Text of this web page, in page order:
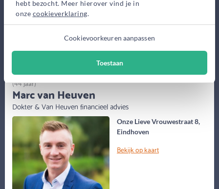
hebt bezocht. Meer hierover vind je in
onze cookieverklaring.
Cookievoorkeuren aanpassen
Toestaan
Maak gratis afspraak
Meer informatie
Onze Lieve Vrouwestraat 8,
Eindhoven
Bekijk op kaart
(44 jaar)
Marc van Heuven
Dokter & Van Heuven financieel advies